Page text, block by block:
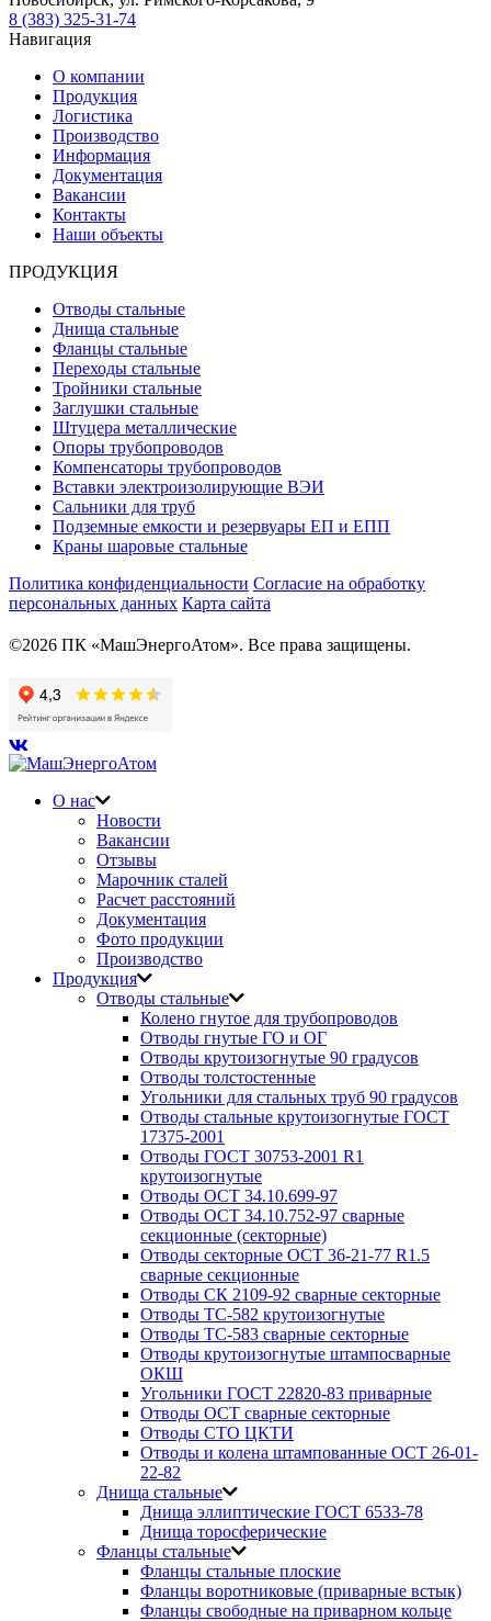
8 (383) 325-31-74
Навигация
О компании
Продукция
Логистика
Производство
Информация
Документация
Вакансии
Контакты
Наши объекты
ПРОДУКЦИЯ
Отводы стальные
Днища стальные
Фланцы стальные
Переходы стальные
Тройники стальные
Заглушки стальные
Штуцера металлические
Опоры трубопроводов
Компенсаторы трубопроводов
Вставки электроизолирующие ВЭИ
Сальники для труб
Подземные емкости и резервуары ЕП и ЕПП
Краны шаровые стальные
Политика конфиденциальности Согласие на обработку
персональных данных Карта сайта
©2026 ПК «МашЭнергоАтом». Все права защищены.
О нас
Новости
Вакансии
Отзывы
Марочник сталей
Расчет расстояний
Документация
Фото продукции
Производство
Продукция
Отводы стальные
Колено гнутое для трубопроводов
Отводы гнутые ГО и ОГ
Отводы крутоизогнутые 90 градусов
Отводы толстостенные
Угольники для стальных труб 90 градусов
Отводы стальные крутоизогнутые ГОСТ
17375-2001
Отводы ГОСТ 30753-2001 R1
крутоизогнутые
Отводы ОСТ 34.10.699-97
Отводы ОСТ 34.10.752-97 сварные
секционные (секторные)
Отводы секторные ОСТ 36-21-77 R1.5
сварные секционные
Отводы СК 2109-92 сварные секторные
Отводы ТС-582 крутоизогнутые
Отводы ТС-583 сварные секторные
Отводы крутоизогнутые штампосварные
ОКШ
Угольники ГОСТ 22820-83 приварные
Отводы ОСТ сварные секторные
Отводы СТО ЦКТИ
Отводы и колена штампованные ОСТ 26-01-
22-82
Днища стальные
Днища эллиптические ГОСТ 6533-78
Днища торосферические
Фланцы стальные
Фланцы стальные плоские
Фланцы воротниковые (приварные встык)
Фланцы свободные на приварном кольце